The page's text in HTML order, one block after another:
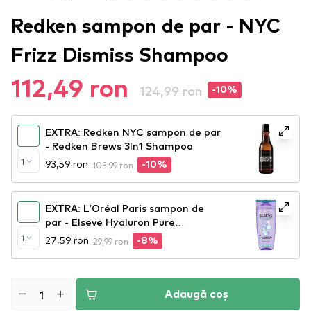
Redken sampon de par - NYC
Frizz Dismiss Shampoo
112,49 ron 124,99 ron -10%
1
EXTRA: Redken NYC sampon de par
- Redken Brews 3In1 Shampoo
93,59 ron 103,99 ron -10%
1
EXTRA: L’Oréal Paris sampon de
par - Elseve Hyaluron Pure
Shampoo (400ml)
27,59 ron 29,99 ron -8%
Adaugă coș